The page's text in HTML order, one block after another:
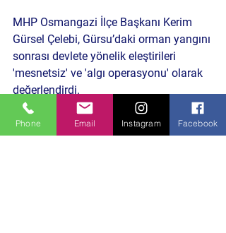
MHP Osmangazi İlçe Başkanı Kerim
Gürsel Çelebi, Gürsu’daki orman yangını
sonrası devlete yönelik eleştirileri
'mesnetsiz' ve 'algı operasyonu' olarak
değerlendirdi.
Kerim Gürsel Çelebi
Politika ve Toplum
Phone Email Instagram Facebook